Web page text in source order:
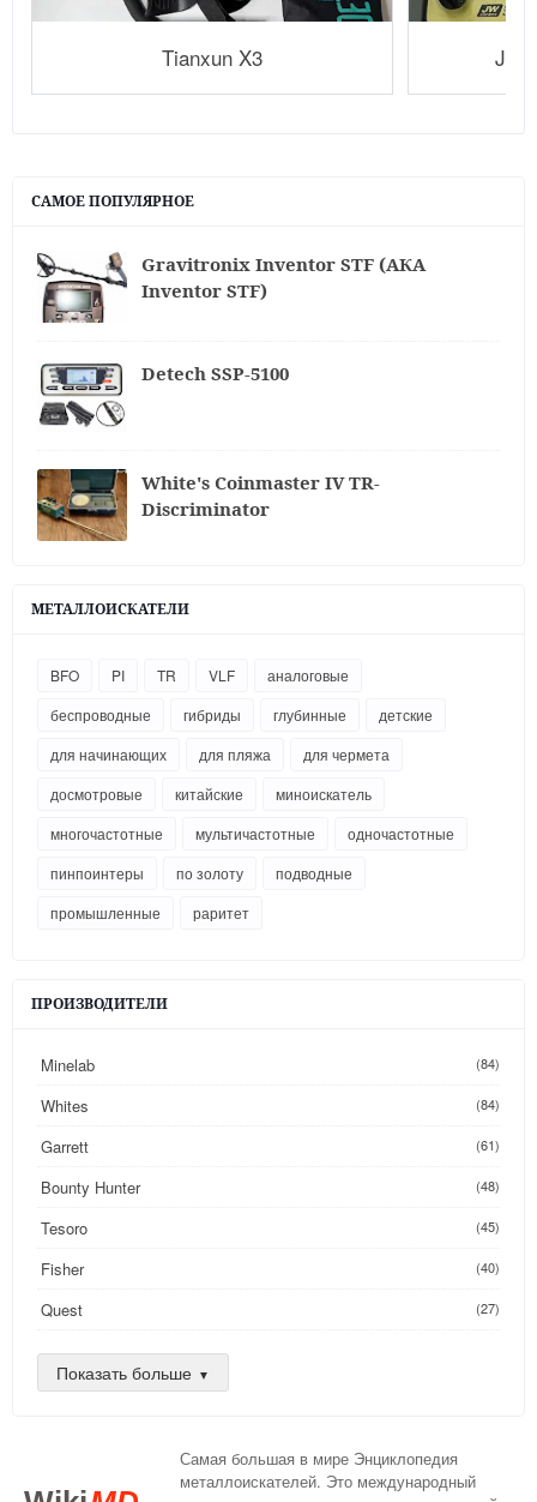
Tianxun X3 JW
САМОЕ ПОПУЛЯРНОЕ
Gravitronix Inventor STF (АКА
Inventor STF)
Detech SSP-5100
White's Coinmaster IV TR-
Discriminator
МЕТАЛЛОИСКАТЕЛИ
BFO PI TR VLF
аналоговые
беспроводные
гибриды глубинные
детские
для начинающих
для пляжа
для чермета
досмотровые
китайские
миноискатель
многочастотные
мультичастотные
одночастотные
пинпоинтеры
по золоту
подводные
промышленные
раритет
ПРОИЗВОДИТЕЛИ
Minelab (84)
Whites (84)
Garrett (61)
Bounty Hunter (48)
Tesoro (45)
Fisher (40)
Quest (27)
Golden Mask
Nokta
Показать больше
Самая большая в мире Энциклопедия
металлоискателей. Это международный